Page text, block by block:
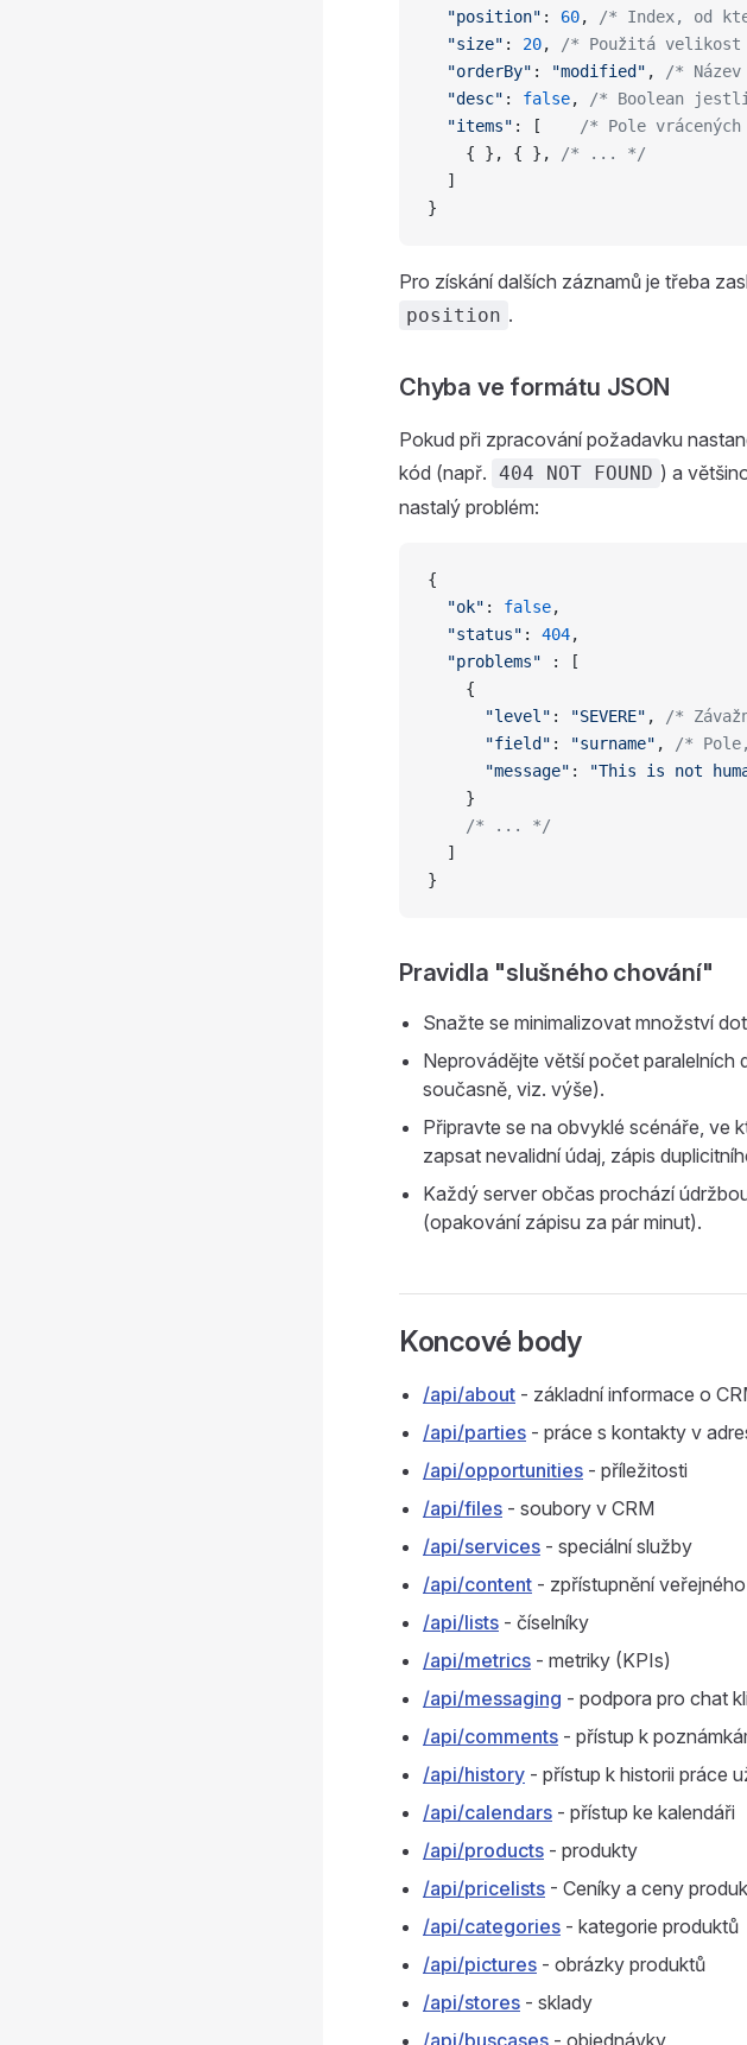
  "position"
: 60,
/* Index, od
  "size"
: 20,
/* Použitá velikost
  "orderBy"
: "modified" ,
/*
  "desc"
: false,
/* Boolean
  "items"
: [
/* Pole vrácených
    { }, { },
/* ... */
  ]
}
Pro získání dalších záznamů je třeba
position .
Chyba ve formátu JSON
Pokud při zpracování požadavku
kód (např. 404 NOT FOUND ) a
nastalý problém:
{
  "ok"
: false,
  "status"
: 404,
  "problems"
: [
    {
      "level"
: "SEVERE" ,
/*
      "field"
: "surname" ,
/*
      "message"
: "This is not
    }
    /* ... */
  ]
}
Pravidla "slušného chování"
Snažte se minimalizovat množství
Neprovádějte větší počet paralelních
současně, viz. výše).
Připravte se na obvyklé scénáře, ve
zapsat nevalidní údaj, zápis
Každý server občas prochází
(opakování zápisu za pár minut).
Koncové body
/api/about - základní informace o
/api/parties - práce s kontakty v
/api/opportunities - příležitosti
/api/files - soubory v CRM
/api/services - speciální služby
/api/content - zpřístupnění
/api/lists - číselníky
/api/metrics - metriky (KPIs)
/api/messaging - podpora pro chat
/api/comments - přístup k
/api/history - přístup k historii práce
/api/calendars - přístup ke kalendáři
/api/products - produkty
/api/pricelists - Ceníky a ceny
/api/categories - kategorie produktů
/api/pictures - obrázky produktů
/api/stores - sklady
/api/buscases - objednávky